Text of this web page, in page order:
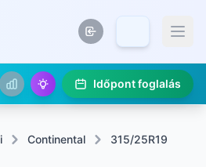
Időpont foglalás
Continental 315/25R19